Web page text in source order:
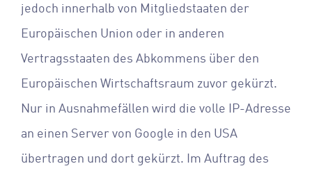
jedoch innerhalb von Mitgliedstaaten der
Europäischen Union oder in anderen
Vertragsstaaten des Abkommens über den
Europäischen Wirtschaftsraum zuvor gekürzt.
Nur in Ausnahmefällen wird die volle IP-Adresse
an einen Server von Google in den USA
übertragen und dort gekürzt. Im Auftrag des